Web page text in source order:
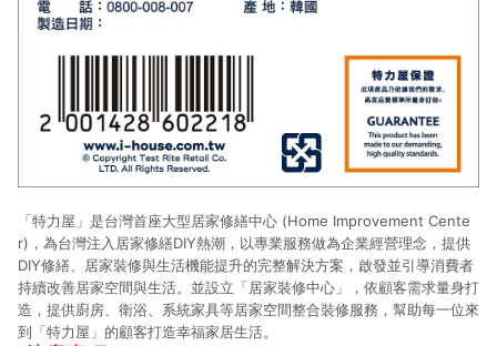
「特力屋」是台灣首座大型居家修繕中心 (Home Improvement Cente
r)，為台灣注入居家修繕DIY熱潮，以專業服務做為企業經營理念，提供
DIY修繕、居家裝修與生活機能提升的完整解決方案，啟發並引導消費者
持續改善居家空間與生活。並設立「居家裝修中心」，依顧客需求量身打
造，提供廚房、衛浴、系統家具等居家空間整合裝修服務，幫助每一位來
到「特力屋」的顧客打造幸福家居生活。